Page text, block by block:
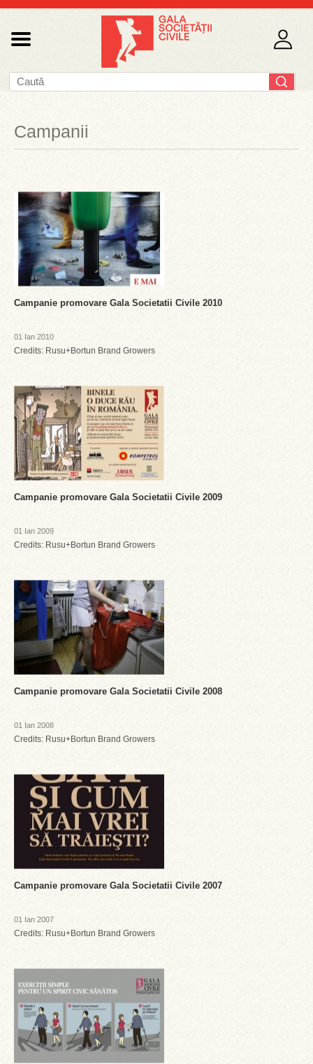
Campanii
Campanie promovare Gala Societatii Civile 2010
01 Ian 2010
Credits: Rusu+Bortun Brand Growers
Campanie promovare Gala Societatii Civile 2009
01 Ian 2009
Credits: Rusu+Bortun Brand Growers
Campanie promovare Gala Societatii Civile 2008
01 Ian 2008
Credits: Rusu+Bortun Brand Growers
Campanie promovare Gala Societatii Civile 2007
01 Ian 2007
Credits: Rusu+Bortun Brand Growers